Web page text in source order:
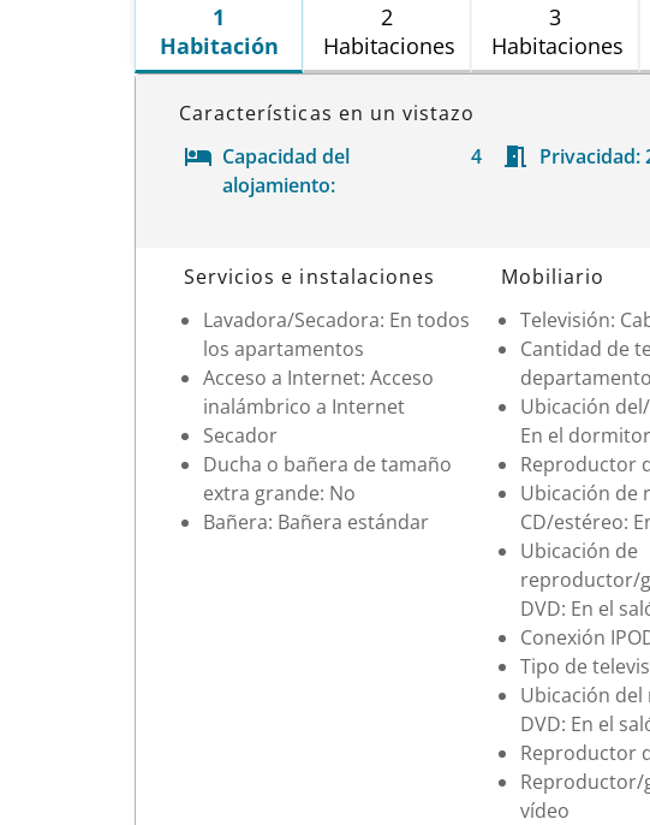
1
Habitación
2
Habitaciones
3
Habitaciones
Características en un vistazo
Capacidad del
alojamiento:
4 Privacidad:
Datos de la habitación
Servicios e instalaciones
Lavadora/Secadora: En todos
los apartamentos
Acceso a Internet: Acceso
inalámbrico a Internet
Secador
Ducha o bañera de tamaño
extra grande: No
Bañera: Bañera estándar
Mobiliario
Televisión:
Cantidad de
Ubicación
En el
Reproductor
Ubicación de
CD/estéreo:
Ubicación de
reproductor/
DVD: En el
Conexión
Tipo de
Ubicación
DVD: En el
Reproductor
Reproductor/
vídeo